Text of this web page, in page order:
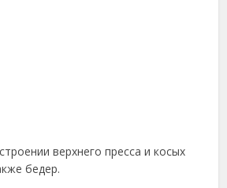
верхнего пресса и косых
бедер.